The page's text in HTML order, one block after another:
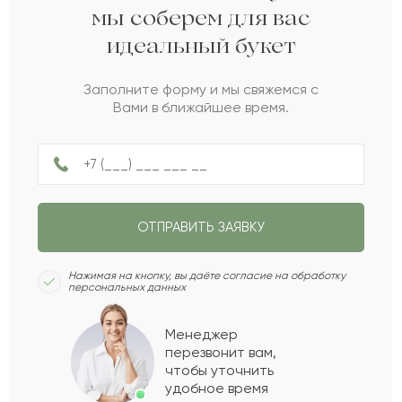
2022-04-22
Турсын
Темирболат
Ж Жандос
Евдоким
Показать еще
мы соберем для вас
идеальный букет
Заполните форму и мы свяжемся с
Вами в ближайшее время.
ОТПРАВИТЬ ЗАЯВКУ
Нажимая на кнопку, вы даёте согласие на обработку
персональных данных
Менеджер
перезвонит вам,
чтобы уточнить
удобное время